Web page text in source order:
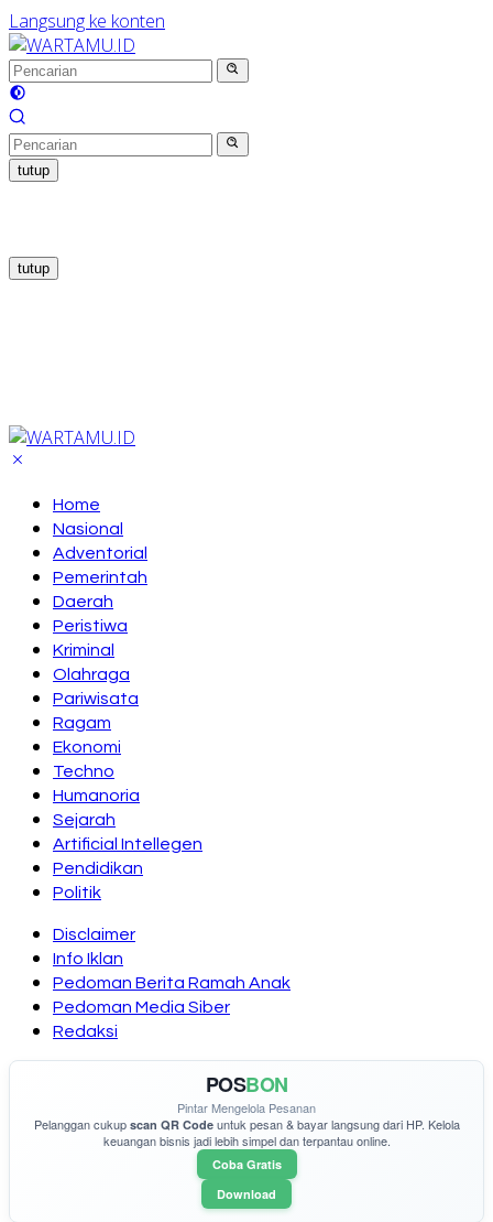
Langsung ke konten
tutup
tutup
Home
Nasional
Adventorial
Pemerintah
Daerah
Peristiwa
Kriminal
Olahraga
Pariwisata
Ragam
Ekonomi
Techno
Humanoria
Sejarah
Artificial Intellegen
Pendidikan
Politik
Disclaimer
Info Iklan
Pedoman Berita Ramah Anak
Pedoman Media Siber
Redaksi
POSBON
Pintar Mengelola Pesanan
Pelanggan cukup scan QR Codeuntuk pesan & bayar langsung dari HP. Kelola
keuangan bisnis jadi lebih simpel dan terpantau online.
Coba Gratis
Download